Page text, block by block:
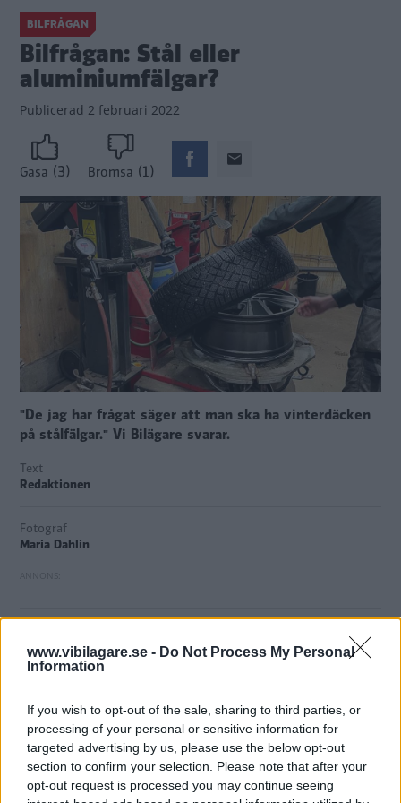
www.vibilagare.se - Do Not Process My Personal
Information
If you wish to opt-out of the sale, sharing to third parties, or
processing of your personal or sensitive information for
targeted advertising by us, please use the below opt-out
section to confirm your selection. Please note that after your
opt-out request is processed you may continue seeing
BILFRÅGAN
Bilfrågan: Stål eller
aluminiumfälgar?
Publicerad 2 februari 2022
Gasa (3) Bromsa (1)
"De jag har frågat säger att man ska ha vinterdäcken
på stålfälgar." Vi Bilägare svarar.
Text
Redaktionen
Fotograf
Maria Dahlin
På vardagar svarar Vi Bilägare på läsarfrågor om bilar och
trafik. Vill du att vi ska svara på din fråga? Mejla
Fråga:
Jag har både stål- och aluminiumfälgar och ska köpa nya
vinterdäck. De jag har frågat säger att man ska ha
vinterdäcken på stålfälgar. Så hur mycket sämre är det att